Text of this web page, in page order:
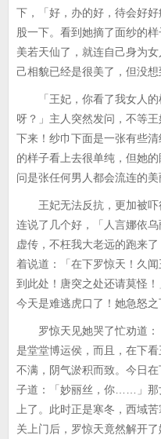
下，「好，办的好，待会好
股一下。看到她摘了面纱的
美若天仙了，就连自己身为
己相貌已经是很美了，但没
「王妃，你看了我女人的
呀？」主人突然发问，不等
下来！纱巾下面是一张有些
的样子看上去很单纯，但她
问是张任何男人都会流连的美
王妃无法反抗，更加被吓
连说了几个好，「人言娜依
虚传，不枉我大老远的跑来
着说道：「在下罗惊天！久
到此处！唐突之处还请莫怪
今天是难逃虎口了！她急怒之
罗惊天见她哭了忙劝道：
是堂堂博运侯，而且，在下
不满，阴气淤积而致。今日
子道：「妙丽丝，你……」那
上了。此时正是寒冬，西域
关上门后，罗惊天竟然解开